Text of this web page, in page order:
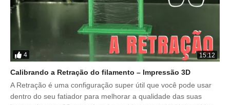
4 15:12
Calibrando a Retração do filamento – Impressão 3D
A Retração é uma configuração super útil que você pode usar
dentro do seu fatiador para melhorar a qualidade das suas